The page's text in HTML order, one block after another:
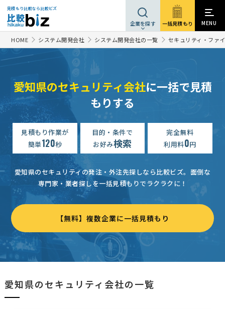
見積もり比較なら比較ビズ
企業を探す 一括見積もり MENU
HOME システム開発会社 システム開発会社の一覧 セキュリティ・ファ
愛知県のセキュリティ会社に一括で見積
もりする
見積もり作業が
簡単120秒
目的・条件で
お好み検索
完全無料
利用料0円
愛知県のセキュリティの発注・外注先探しなら比較ビズ。 面倒な
専門家・業者探しを一括見積もりでラクラクに！
【無料】複数企業に一括見積もり
愛知県のセキュリティ会社の一覧